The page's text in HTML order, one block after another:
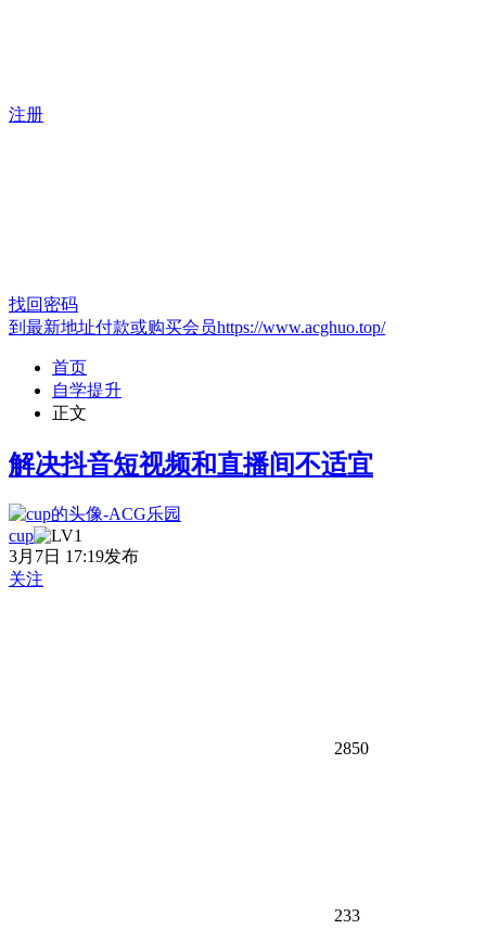
注册
找回密码
到最新地址付款或购买会员https://www.acghuo.top/
首页
自学提升
正文
解决抖音短视频和直播间不适宜
cup
3月7日 17:19发布
关注
2850
233